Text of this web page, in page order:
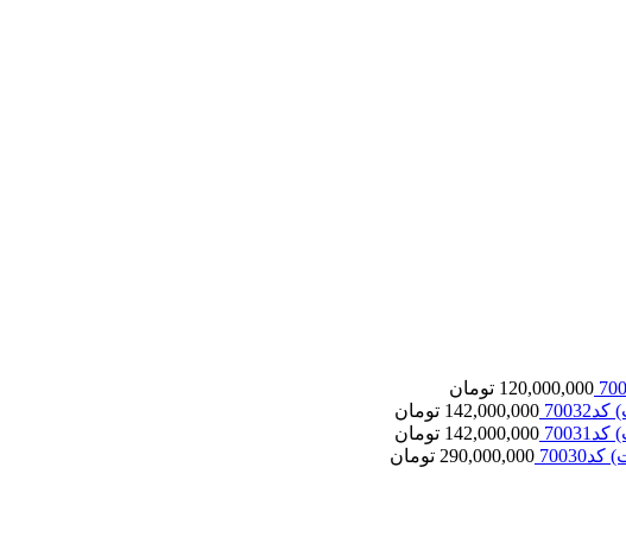
120,000,000 تومان
142,000,000 تومان
142,000,000 تومان
290,000,000 تومان